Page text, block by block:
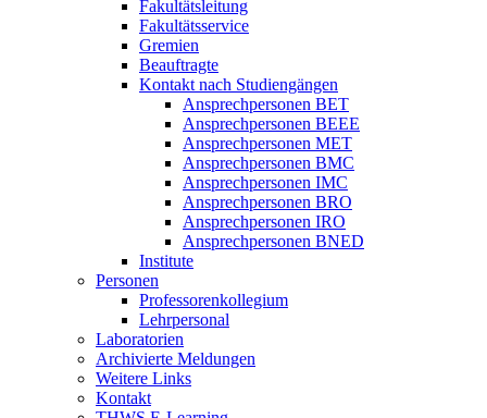
Fakultätsleitung
Fakultätsservice
Gremien
Beauftragte
Kontakt nach Studiengängen
Ansprechpersonen BET
Ansprechpersonen BEEE
Ansprechpersonen MET
Ansprechpersonen BMC
Ansprechpersonen IMC
Ansprechpersonen BRO
Ansprechpersonen IRO
Ansprechpersonen BNED
Institute
Personen
Professorenkollegium
Lehrpersonal
Laboratorien
Archivierte Meldungen
Weitere Links
Kontakt